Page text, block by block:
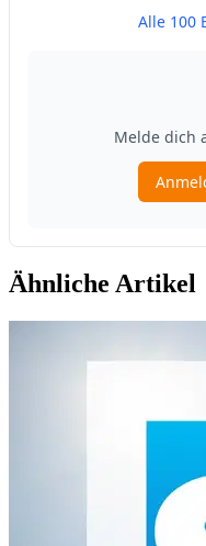
Ähnliche Artikel